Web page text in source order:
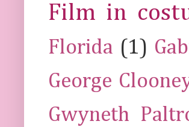
Film in
Florida (1)
George
Gwyneth